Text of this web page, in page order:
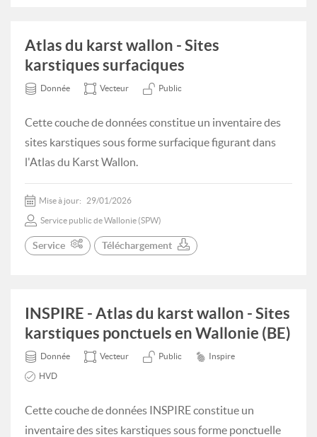
Atlas du karst wallon - Sites
karstiques surfaciques
Donnée Vecteur Public
Cette couche de données constitue un inventaire des
sites karstiques sous forme surfacique figurant dans
l'Atlas du Karst Wallon.
Mise à jour: 29/01/2026
Service public de Wallonie (SPW)
Service Téléchargement
INSPIRE - Atlas du karst wallon - Sites
karstiques ponctuels en Wallonie (BE)
Donnée Vecteur Public Inspire
HVD
Cette couche de données INSPIRE constitue un
inventaire des sites karstiques sous forme ponctuelle